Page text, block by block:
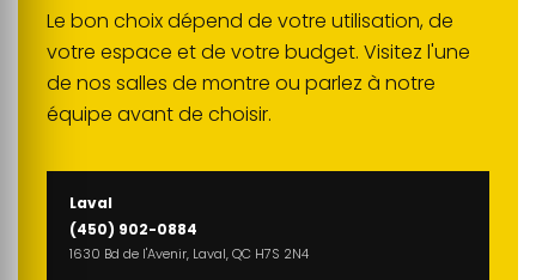
Le bon choix dépend de votre utilisation, de
votre espace et de votre budget. Visitez l'une
de nos salles de montre ou parlez à notre
équipe avant de choisir.
Laval
(450) 902-0884
1630 Bd de l'Avenir, Laval, QC H7S 2N4